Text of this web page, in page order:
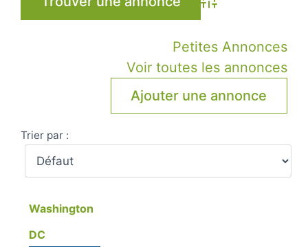
Advanced Search
Petites Annonces
Voir toutes les annonces
Ajouter une annonce
Trier par :
Washington
DC